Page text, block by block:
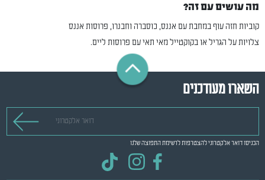
מה עושים עם זה?
קוביות חזה עוף במחבת עם אננס, כוסברה וחבנרו, פרוסות אננס
צלויות על הגריל או בקוקטייל מאי תאי עם פרוסות ליים.
השארו מעודכנים
הכניסו דואר אלקטרוני להצטרפות לרשימת התפוצה שלנו